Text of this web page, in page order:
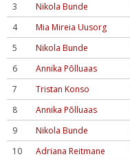
3
Nikola Bunde
4
Mia Mireia Uusorg
5
Nikola Bunde
6
Annika Põlluaas
7
Tristan Konso
8
Annika Põlluaas
9
Nikola Bunde
10
Adriana Reitmane